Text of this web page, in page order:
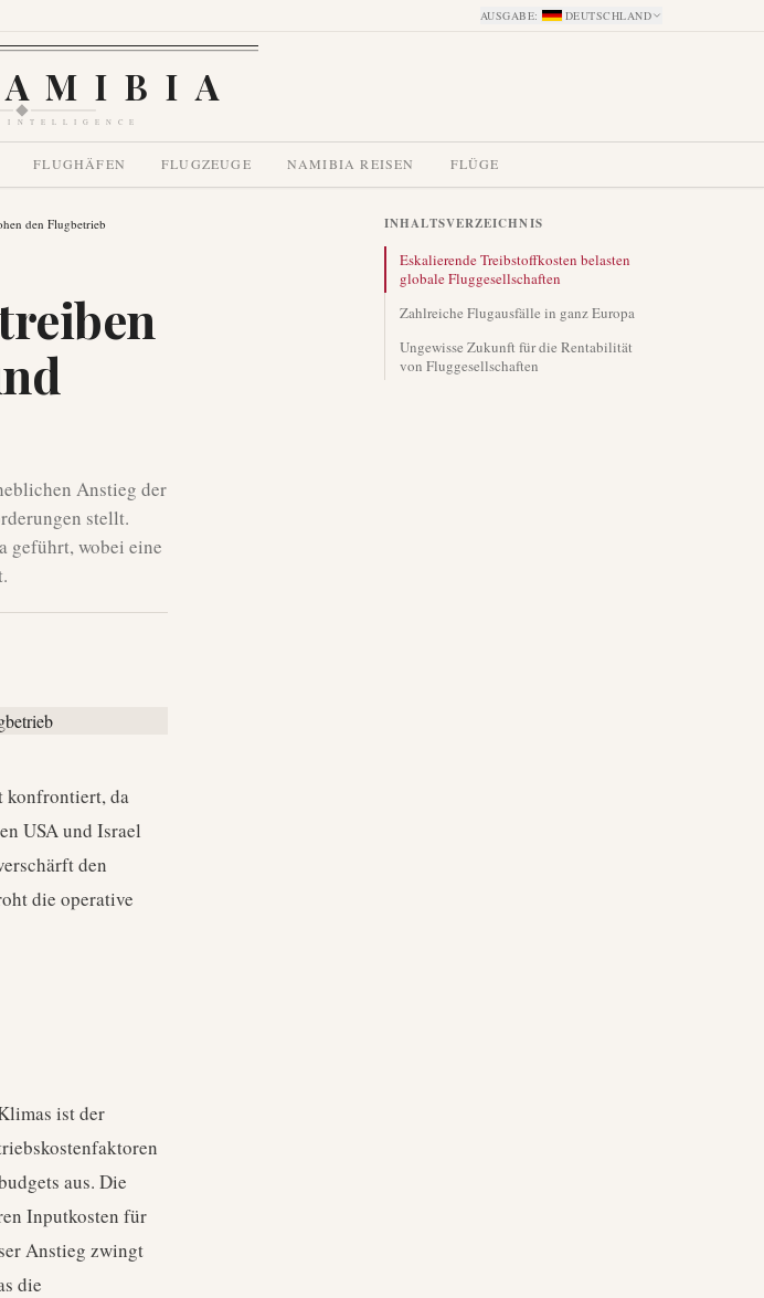
AUSGABE: DEUTSCHLAND
FLUGHÄFEN FLUGZEUGE NAMIBIA REISEN FLÜGE
den Flugbetrieb
Anstieg der
stellt.
geführt, wobei eine
konfrontiert, da
USA und Israel
den
die operative
ist der
aus. Die
Inputkosten für
Anstieg zwingt
die
INHALTSVERZEICHNIS
Eskalierende Treibstoffkosten belasten
globale Fluggesellschaften
Zahlreiche Flugausfälle in ganz Europa
Ungewisse Zukunft für die Rentabilität
von Fluggesellschaften